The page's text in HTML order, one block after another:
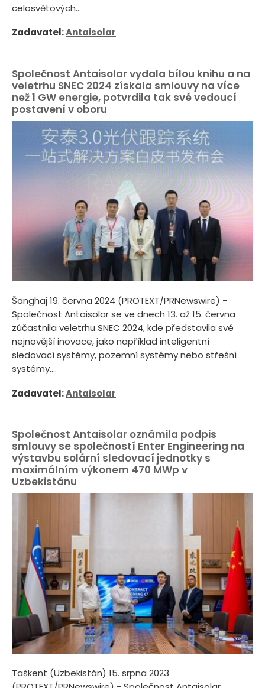
celosvětových...
Zadavatel:Antaisolar
Společnost Antaisolar vydala bílou knihu a na
veletrhu SNEC 2024 získala smlouvy na více
než 1 GW energie, potvrdila tak své vedoucí
postavení v oboru
Šanghaj 19. června 2024 (PROTEXT/PRNewswire) -
Společnost Antaisolar se ve dnech 13. až 15. června
zúčastnila veletrhu SNEC 2024, kde představila své
nejnovější inovace, jako například inteligentní
sledovací systémy, pozemní systémy nebo střešní
systémy....
Zadavatel:Antaisolar
Společnost Antaisolar oznámila podpis
smlouvy se společností Enter Engineering na
výstavbu solární sledovací jednotky s
maximálním výkonem 470 MWp v
Uzbekistánu
Taškent (Uzbekistán) 15. srpna 2023